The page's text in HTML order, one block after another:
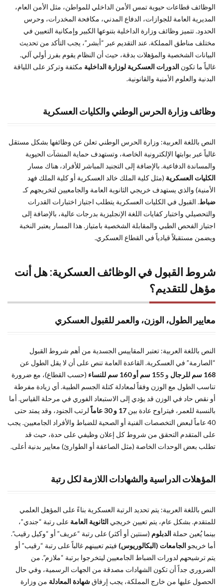
الراتب
الأساسي
8
الأسئلة
الشائعة
حول
الوظائف
9
نصائح
ذهبية
لزيادة
فرص
قبولك
القطاع
العسكري
ومخلص
الوظائف قطاعات حيوية تمس الأمن الداخلي للمواطن، مثل الأمن العام،
المديرية العامة للجوازات، الدفاع المدني، مكافحة المخدرات، وحرس
الحدود. تتميز وظائف وزارة الداخلية بتنوعها الكبير وإمكانية التعيين في
مختلف مناطق المملكة. عند التقديم عبر “أبشر”، يجب التأكد من تحديث
البيانات الشخصية والمؤهلات بدقة، حيث أن النظام يقوم بفرز أولي آلي.
غالباً ما تكون الدورات العسكرية لوزارة الداخلية مكثفة وتركز على اللياقة
البدنية والعلوم الأمنية والقانونية.
وظائف وزارة الحرس الوطني والكليات العسكرية
النص باللغة العربية: وزارة الحرس الوطني تعلن عن وظائفها بشكل مستقل
غالباً عبر بوابتها الإلكترونية الخاصة، وتستهدف حماية المنشآت الحيوية
والمساندة الدفاعية. بالإضافة إلى التجنيد المباشر للأفراد، هناك مسار
الكليات العسكرية (مثل كلية الملك خالد العسكرية أو كلية الملك فهد
الأمنية) والذي يستهدف خريجي الثانوية العامة والجامعيين لتخريجهم كـ
ضباط. القبول في الكليات العسكرية يتطلب اجتياز اختبارات القدرات
والتحصيلي واختبار كفايات اللغة الإنجليزية بدرجات عالية، بالإضافة إلى
اجتياز الفحص الطبي والمقابلة الشخصية بامتياز. هذا المسار يعتبر النخبة
ويضمن مستقبلاً قيادياً في القطاع العسكري.
شروط القبول في الوظائف العسكرية: هل أنت
مؤهل للتقديم؟
معايير الطول، الوزن، والعمر للقبول العسكري
النص باللغة العربية: تعتبر المقاييس الجسدية من أهم شروط القبول
“الصارمة” في العسكرية. القاعدة العامة تنص على أن لا يقل الطول عن
168 سم للرجال
و 155 سم أو 160 سم للنساء
(حسب القطاع)، مع ضرورة
تناسب الطول مع الوزن وفقاً لمعادلة كتلة الجسم الطبية. أي زيادة مفرطة
أو نقص حاد في الوزن قد يؤدي إلى الاستبعاد الفوري في مرحلة القياس. أما
بالنسبة للعمر، فيتراوح عادة بين 17 و 30 عاماً
لرتب الجنود، وقد يمتد حتى
40 عاماً لبعض التخصصات الفنية أو الصحية للضباط والأفراد الجامعيين. يجب
على المتقدم التحقق من شروط كل إعلان وظيفي على حدة، حيث قد
تطلب بعض الوحدات الخاصة (مثل الصاعقة أو الطوارئ) معايير بدنية أعلى.
المؤهلات الدراسية والشهادات اللازمة لكل رتبة
النص باللغة العربية: يتم تحديد الرتبة العسكرية بناءً على المؤهل العلمي
للمتقدم. بشكل عام، يتم تعيين خريجي الثانوية العامة على رتبة “جندي”،
بينما يُعين حملة الدبلوم (سنتين أو أكثر) على رتبة “عريف” أو “وكيل رقيب”.
أما خريجو الجامعات (البكالوريوس) فيتم تعيينهم غالباً على رتبة “رقيب” أو
يتم ترشيحهم لدورات الضباط الجامعيين ليتخرجوا برتبة “ملازم”. من
الضروري جداً أن تكون الشهادات مصدقة من الجهات الرسمية، وفي حال
الحصول عليها من خارج المملكة، يجب إرفاقشهادة المعادلة من وزارة